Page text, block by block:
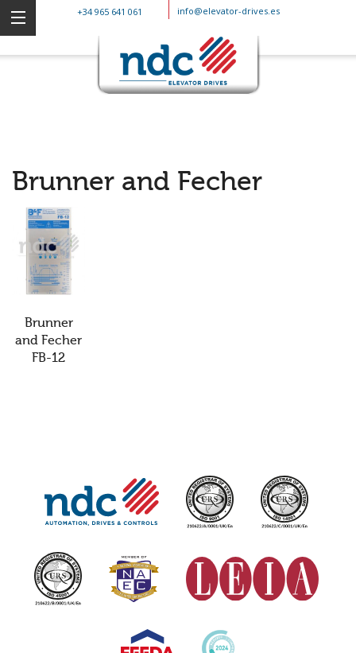
+34 965 641 061 info@elevator-drives.es
Brunner and Fecher
Brunner
and Fecher
FB-12